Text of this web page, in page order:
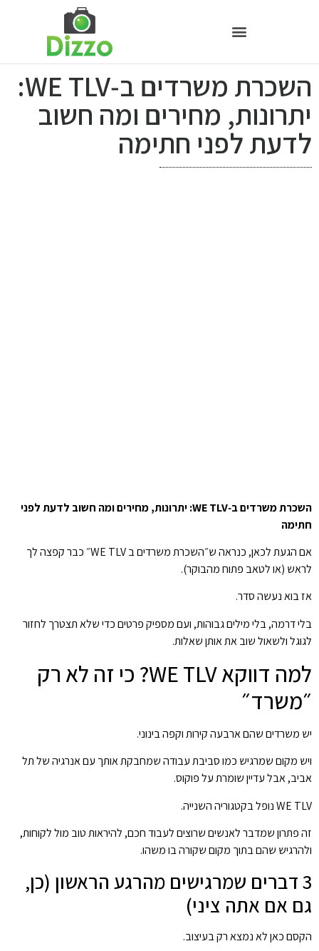
השכרת משרדים ב‑WE TLV:
יתרונות, מחירים ומה חשוב
לדעת לפני חתימה
השכרת משרדים ב‑WE TLV: יתרונות, מחירים ומה חשוב לדעת לפני
חתימה
אם הגעת לכאן, כנראה ש״השכרת משרדים ב WE TLV״ כבר קפצה לך
לראש (או לטאב פתוח מהבוקר).
אז בוא נעשה סדר.
בלי דרמה, בלי מילים גבוהות, ועם מספיק פרטים כדי שלא תצטרך לחזור
לגוגל ולשאול שוב את אותן שאלות.
למה דווקא WE TLV? כי זה לא רק
״משרד״
יש משרדים שהם ארבעה קירות וקפה בינוני.
ויש מקום שמרגיש כמו סביבת עבודה שמחבקת אותך עם אנרגיה של תל
אביב, אבל עדיין שומרת על פוקוס.
WE TLV נופל בקטגוריה השנייה.
זה פתרון שמדבר לאנשים שרוצים לעבוד חכם, להיראות טוב מול לקוחות,
ולהרגיש שהם בתוך מקום שקורה בו משהו.
3 דברים שמרגישים מהרגע הראשון (כן,
גם אם אתה ציני)
הקסם כאן לא נמצא רק בעיצוב.